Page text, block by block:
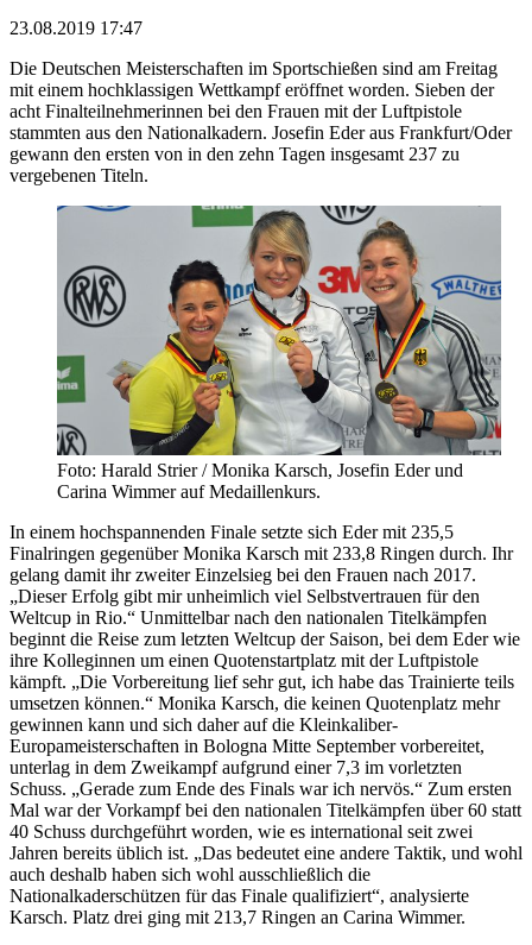
23.08.2019 17:47
Die Deutschen Meisterschaften im Sportschießen sind am Freitag
mit einem hochklassigen Wettkampf eröffnet worden. Sieben der
acht Finalteilnehmerinnen bei den Frauen mit der Luftpistole
stammten aus den Nationalkadern. Josefin Eder aus Frankfurt/Oder
gewann den ersten von in den zehn Tagen insgesamt 237 zu
vergebenen Titeln.
Foto: Harald Strier / Monika Karsch, Josefin Eder und
Carina Wimmer auf Medaillenkurs.
In einem hochspannenden Finale setzte sich Eder mit 235,5
Finalringen gegenüber Monika Karsch mit 233,8 Ringen durch. Ihr
gelang damit ihr zweiter Einzelsieg bei den Frauen nach 2017.
„Dieser Erfolg gibt mir unheimlich viel Selbstvertrauen für den
Weltcup in Rio.“ Unmittelbar nach den nationalen Titelkämpfen
beginnt die Reise zum letzten Weltcup der Saison, bei dem Eder wie
ihre Kolleginnen um einen Quotenstartplatz mit der Luftpistole
kämpft. „Die Vorbereitung lief sehr gut, ich habe das Trainierte teils
umsetzen können.“ Monika Karsch, die keinen Quotenplatz mehr
gewinnen kann und sich daher auf die Kleinkaliber-
Europameisterschaften in Bologna Mitte September vorbereitet,
unterlag in dem Zweikampf aufgrund einer 7,3 im vorletzten
Schuss. „Gerade zum Ende des Finals war ich nervös.“ Zum ersten
Mal war der Vorkampf bei den nationalen Titelkämpfen über 60 statt
40 Schuss durchgeführt worden, wie es international seit zwei
Jahren bereits üblich ist. „Das bedeutet eine andere Taktik, und wohl
auch deshalb haben sich wohl ausschließlich die
Nationalkaderschützen für das Finale qualifiziert“, analysierte
Karsch. Platz drei ging mit 213,7 Ringen an Carina Wimmer.